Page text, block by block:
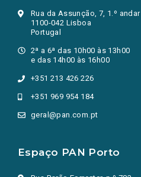
Rua da Assunção, 7, 1.º andar
1100-042 Lisboa
Portugal
2ª a 6ª das 10h00 às 13h00
e das 14h00 às 16h00
+351 213 426 226
+351 969 954 184
geral@pan.com.pt
Espaço PAN Porto